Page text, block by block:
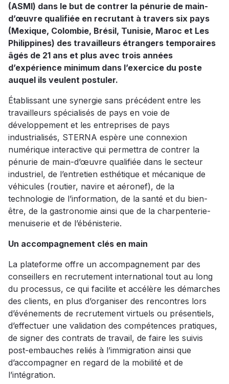
(ASMI) dans le but de contrer la pénurie de main-
d’œuvre qualifiée en recrutant à travers six pays
(Mexique, Colombie, Brésil, Tunisie, Maroc et Les
Philippines) des travailleurs étrangers temporaires
âgés de 21 ans et plus avec trois années
d’expérience minimum dans l’exercice du poste
auquel ils veulent postuler.
Établissant une synergie sans précédent entre les
travailleurs spécialisés de pays en voie de
développement et les entreprises de pays
industrialisés, STERNA espère une connexion
numérique interactive qui permettra de contrer la
pénurie de main-d’œuvre qualifiée dans le secteur
industriel, de l’entretien esthétique et mécanique de
véhicules (routier, navire et aéronef), de la
technologie de l’information, de la santé et du bien-
être, de la gastronomie ainsi que de la charpenterie-
menuiserie et de l’ébénisterie.
Un accompagnement clés en main
La plateforme offre un accompagnement par des
conseillers en recrutement international tout au long
du processus, ce qui facilite et accélère les démarches
des clients, en plus d’organiser des rencontres lors
d’événements de recrutement virtuels ou présentiels,
d’effectuer une validation des compétences pratiques,
de signer des contrats de travail, de faire les suivis
post-embauches reliés à l’immigration ainsi que
d’accompagner en regard de la mobilité et de
l’intégration.